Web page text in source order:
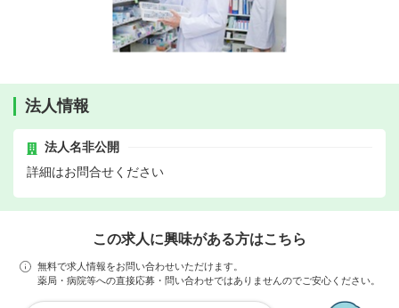
法人情報
法人名非公開
詳細はお問合せください
この求人に興味がある方はこちら
無料で求人情報をお問い合わせいただけます。
薬局・病院等への直接応募・問い合わせではありませんのでご安心ください。